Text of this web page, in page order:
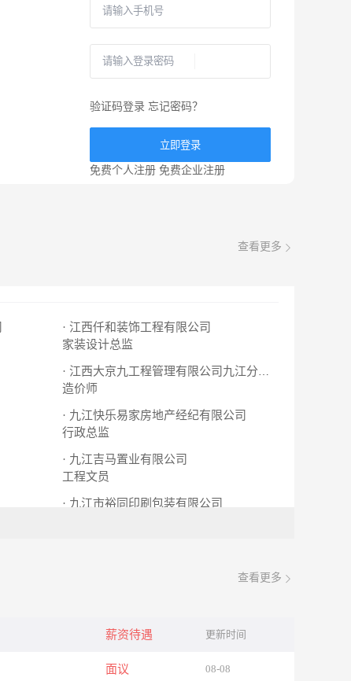
验证码登录 忘记密码？
立即登录
免费个人注册 免费企业注册
查看更多
· 江西仟和装饰工程有限公司
家装设计总监
· 江西大京九工程管理有限公司九江分公司
造价师
· 九江快乐易家房地产经纪有限公司
行政总监
· 九江吉马置业有限公司
工程文员
· 九江市裕同印刷包装有限公司
查看更多
薪资待遇 更新时间
面议 08-08